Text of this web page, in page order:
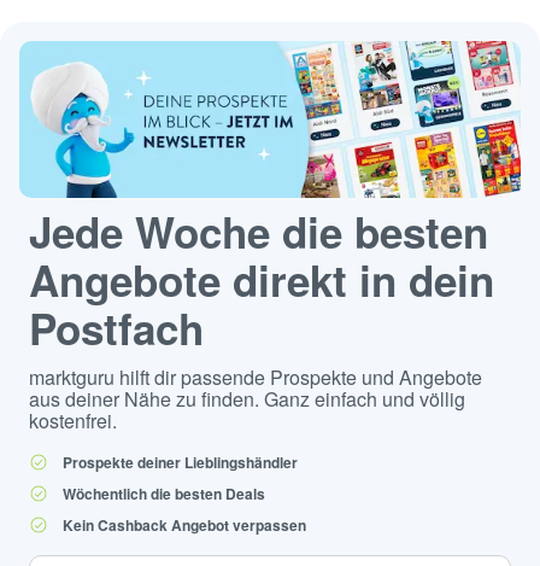
Jede Woche die besten
Angebote direkt in dein
Postfach
marktguru hilft dir passende Prospekte und Angebote
aus deiner Nähe zu finden. Ganz einfach und völlig
kostenfrei.
Prospekte deiner Lieblingshändler
Wöchentlich die besten Deals
Kein Cashback Angebot verpassen